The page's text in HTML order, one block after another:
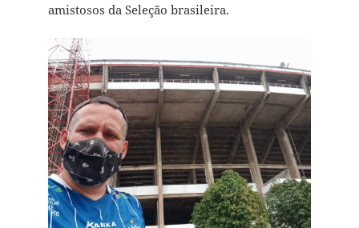
amistosos da Seleção brasileira.